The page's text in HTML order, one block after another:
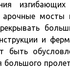
мосты
и
быть
большого